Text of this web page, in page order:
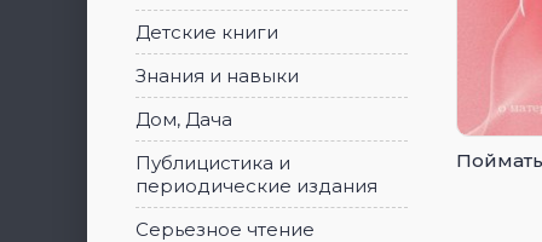
Детские книги
Знания и навыки
Дом, Дача
Публицистика и
периодические издания
Серьезное чтение